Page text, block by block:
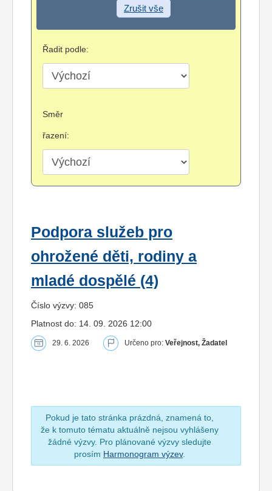
Zrušit vše
Řadit podle:
Směr
řazení:
Podpora služeb pro
ohrožené děti, rodiny a
mladé dospělé (4)
Číslo výzvy: 085
Platnost do: 14. 09. 2026 12:00
29. 6. 2026 Určeno pro: Veřejnost, Žadatel
Pokud je tato stránka prázdná, znamená to,
že k tomuto tématu aktuálně nejsou vyhlášeny
žádné výzvy. Pro plánované výzvy sledujte
prosím Harmonogram výzev.